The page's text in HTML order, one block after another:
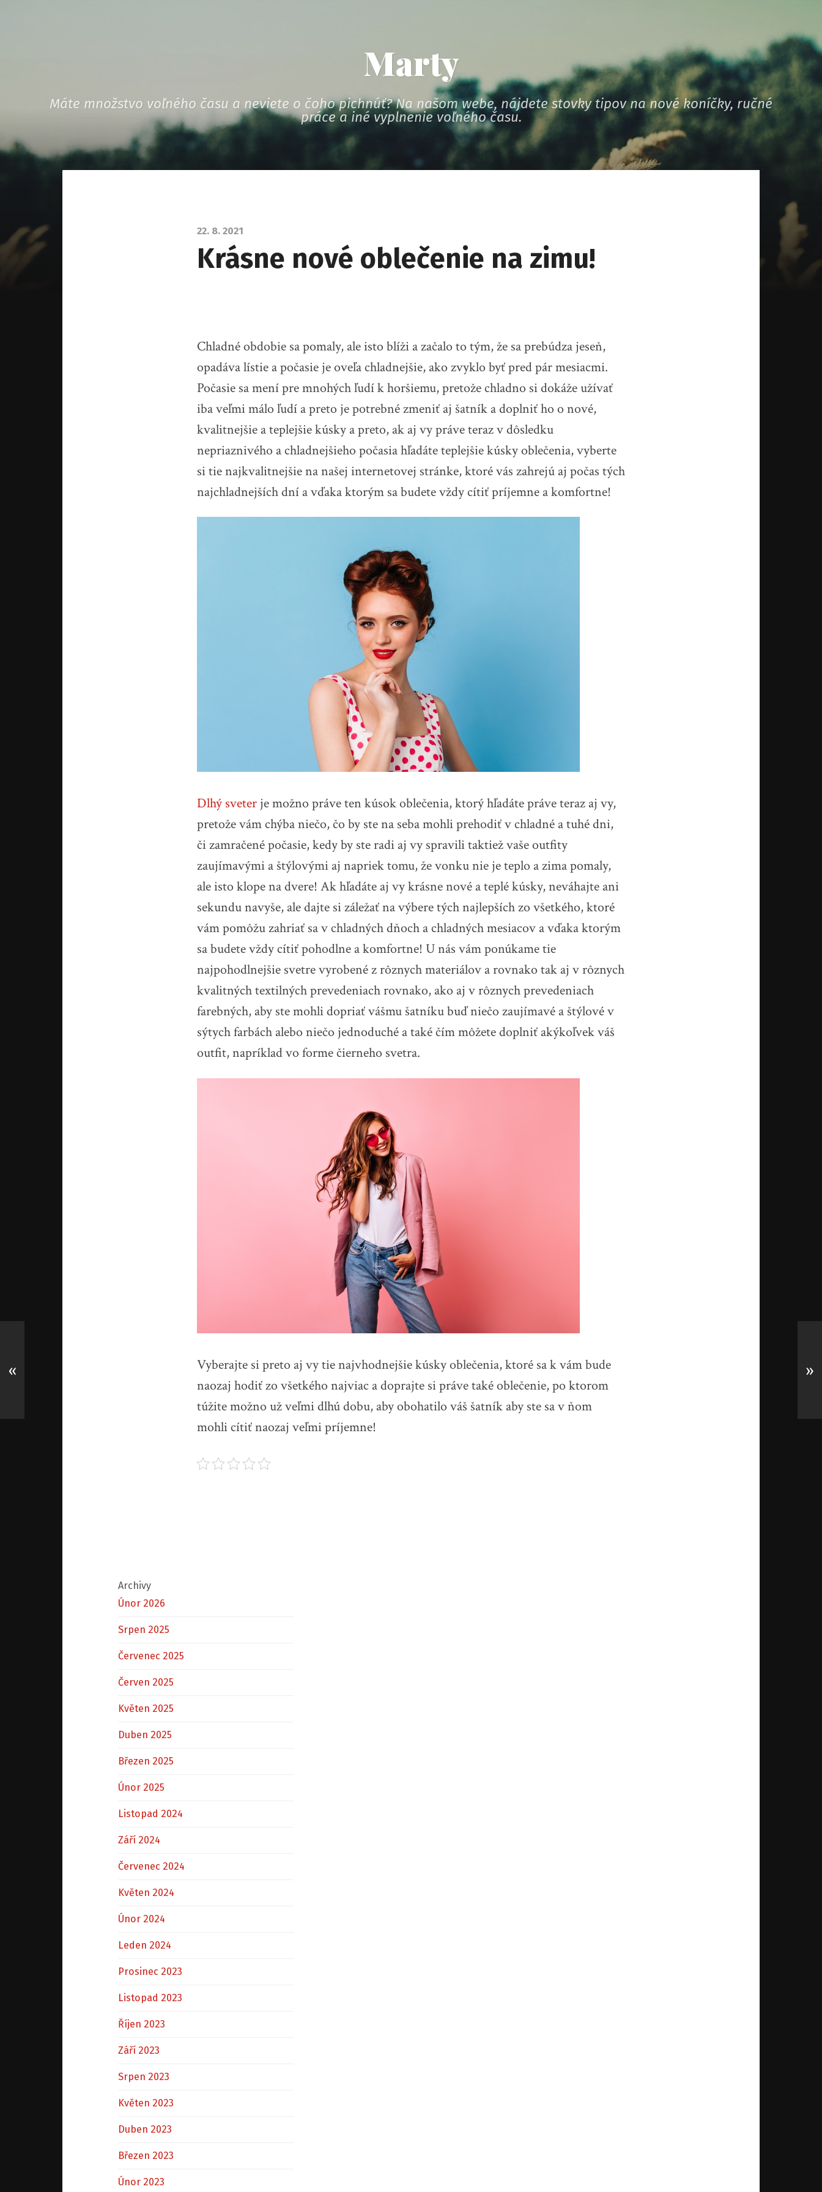
Marty
Máte množstvo voľného času a neviete o čoho pichnúť? Na našom webe, nájdete stovky tipov na nové koníčky, ručné
práce a iné vyplnenie voľného času.
22. 8. 2021
Krásne nové oblečenie na zimu!
Chladné obdobie sa pomaly, ale isto blíži a začalo to tým, že sa prebúdza jeseň,
opadáva lístie a počasie je oveľa chladnejšie, ako zvyklo byť pred pár mesiacmi.
Počasie sa mení pre mnohých ľudí k horšiemu, pretože chladno si dokáže užívať
iba veľmi málo ľudí a preto je potrebné zmeniť aj šatník a doplniť ho o nové,
kvalitnejšie a teplejšie kúsky a preto, ak aj vy práve teraz v dôsledku
nepriaznivého a chladnejšieho počasia hľadáte teplejšie kúsky oblečenia, vyberte
si tie najkvalitnejšie na našej internetovej stránke, ktoré vás zahrejú aj počas tých
najchladnejších dní a vďaka ktorým sa budete vždy cítiť príjemne a komfortne!
Dlhý sveter je možno práve ten kúsok oblečenia, ktorý hľadáte práve teraz aj vy,
pretože vám chýba niečo, čo by ste na seba mohli prehodiť v chladné a tuhé dni,
či zamračené počasie, kedy by ste radi aj vy spravili taktiež vaše outfity
zaujímavými a štýlovými aj napriek tomu, že vonku nie je teplo a zima pomaly,
ale isto klope na dvere! Ak hľadáte aj vy krásne nové a teplé kúsky, neváhajte ani
sekundu navyše, ale dajte si záležať na výbere tých najlepších zo všetkého, ktoré
vám pomôžu zahriať sa v chladných dňoch a chladných mesiacov a vďaka ktorým
sa budete vždy cítiť pohodlne a komfortne! U nás vám ponúkame tie
najpohodlnejšie svetre vyrobené z rôznych materiálov a rovnako tak aj v rôznych
kvalitných textilných prevedeniach rovnako, ako aj v rôznych prevedeniach
farebných, aby ste mohli dopriať vášmu šatníku buď niečo zaujímavé a štýlové v
sýtych farbách alebo niečo jednoduché a také čím môžete doplniť akýkoľvek váš
outfit, napríklad vo forme čierneho svetra.
Vyberajte si preto aj vy tie najvhodnejšie kúsky oblečenia, ktoré sa k vám bude
naozaj hodiť zo všetkého najviac a doprajte si práve také oblečenie, po ktorom
túžite možno už veľmi dlhú dobu, aby obohatilo váš šatník aby ste sa v ňom
mohli cítiť naozaj veľmi príjemne!
« »
Archivy
Únor 2026
Srpen 2025
Červenec 2025
Červen 2025
Květen 2025
Duben 2025
Březen 2025
Únor 2025
Listopad 2024
Září 2024
Červenec 2024
Květen 2024
Únor 2024
Leden 2024
Prosinec 2023
Listopad 2023
Říjen 2023
Září 2023
Srpen 2023
Květen 2023
Duben 2023
Březen 2023
Únor 2023